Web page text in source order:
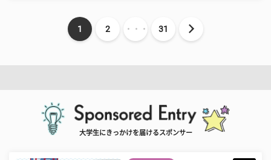
1 2 ・・・ 31
大学生にきっかけを届けるスポンサー